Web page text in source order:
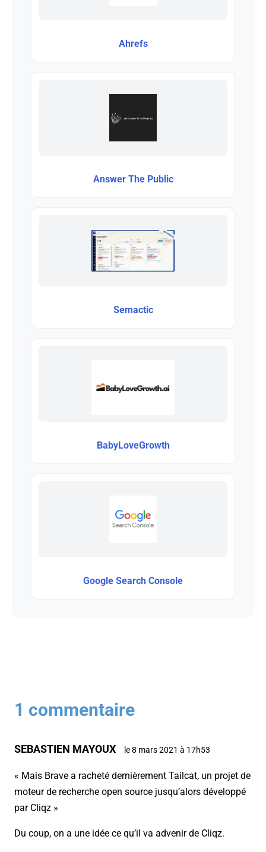
Ahrefs
Answer The Public
Semactic
BabyLoveGrowth
Google Search Console
1 commentaire
SEBASTIEN MAYOUX le 8 mars 2021 à 17h53
« Mais Brave a racheté dernièrement Tailcat, un projet de
moteur de recherche open source jusqu’alors développé
par Cliqz »
Du coup, on a une idée ce qu’il va advenir de Cliqz.